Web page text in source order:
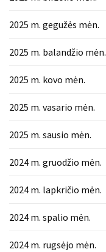
(70)
Namai
(28)
Verslas
(19)
Auto
2025 m. gegužės mėn.
2025 m. balandžio mėn.
2025 m. kovo mėn.
2025 m. vasario mėn.
2025 m. sausio mėn.
2024 m. gruodžio mėn.
2024 m. lapkričio mėn.
2024 m. spalio mėn.
2024 m. rugsėjo mėn.